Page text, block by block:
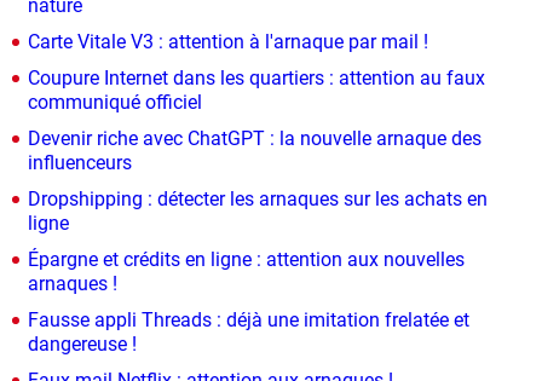
nature
Carte Vitale V3 : attention à l'arnaque par mail !
Coupure Internet dans les quartiers : attention au faux
communiqué officiel
Devenir riche avec ChatGPT : la nouvelle arnaque des
influenceurs
Dropshipping : détecter les arnaques sur les achats en
ligne
Épargne et crédits en ligne : attention aux nouvelles
arnaques !
Fausse appli Threads : déjà une imitation frelatée et
dangereuse !